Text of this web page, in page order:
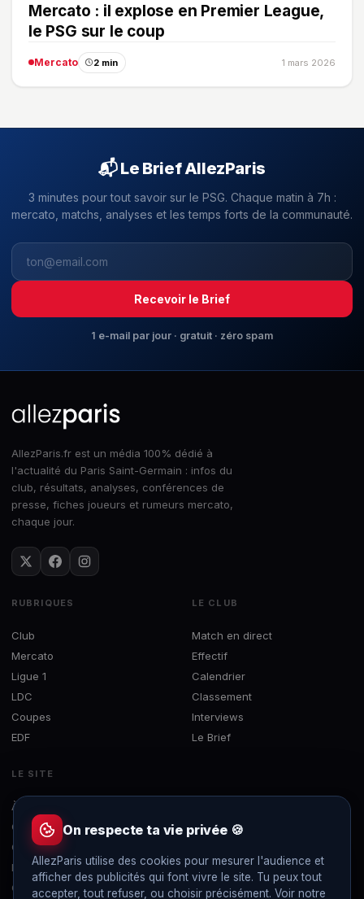
Mercato : il explose en Premier League,
le PSG sur le coup
Mercato 2 min 1 mars 2026
📬 Le Brief AllezParis
3 minutes pour tout savoir sur le PSG. Chaque matin à 7h :
mercato, matchs, analyses et les temps forts de la communauté.
Recevoir le Brief
1 e-mail par jour · gratuit · zéro spam
AllezParis.fr est un média 100% dédié à
l'actualité du Paris Saint-Germain : infos du
club, résultats, analyses, conférences de
presse, fiches joueurs et rumeurs mercato,
chaque jour.
RUBRIQUES
Club
Mercato
Ligue 1
LDC
Coupes
EDF
LE CLUB
Match en direct
Effectif
Calendrier
Classement
Interviews
Le Brief
LE SITE
À propos
Concours
Contact
Mentions légales
Confidentialité
On respecte ta vie privée 🍪
AllezParis utilise des cookies pour mesurer l'audience et
afficher des publicités qui font vivre le site. Tu peux tout
accepter, tout refuser, ou choisir précisément. Voir notre